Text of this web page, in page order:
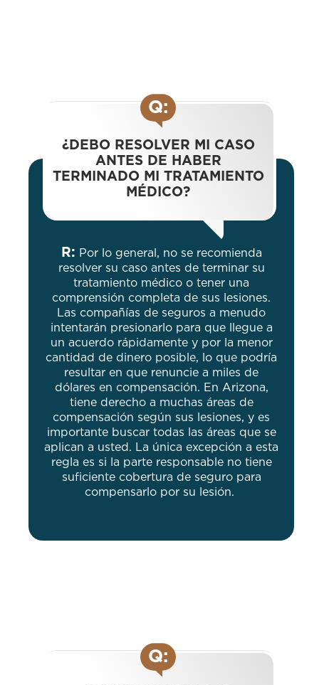
Q:
¿DEBO RESOLVER MI CASO
ANTES DE HABER
TERMINADO MI TRATAMIENTO
MÉDICO?
R: Por lo general, no se recomienda
resolver su caso antes de terminar su
tratamiento médico o tener una
comprensión completa de sus lesiones.
Las compañías de seguros a menudo
intentarán presionarlo para que llegue a
un acuerdo rápidamente y por la menor
cantidad de dinero posible, lo que podría
resultar en que renuncie a miles de
dólares en compensación. En Arizona,
tiene derecho a muchas áreas de
compensación según sus lesiones, y es
importante buscar todas las áreas que se
aplican a usted. La única excepción a esta
regla es si la parte responsable no tiene
suficiente cobertura de seguro para
compensarlo por su lesión.
Q: